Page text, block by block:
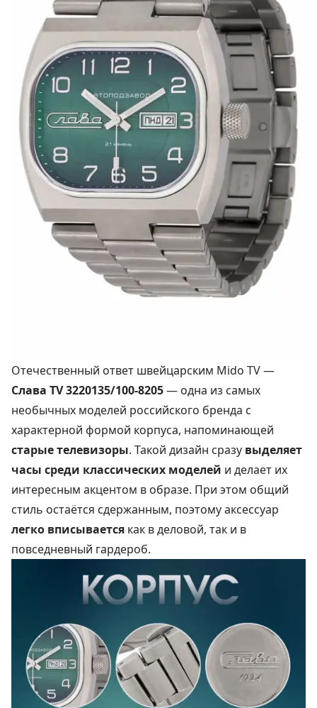
Отечественный ответ швейцарским Mido TV —
Слава TV 3220135/100‑8205— одна из самых
необычных моделей российского бренда с
характерной формой корпуса, напоминающей
старые телевизоры. Такой дизайн сразу выделяет
часы среди классических моделей и делает их
интересным акцентом в образе. При этом общий
стиль остаётся сдержанным, поэтому аксессуар
легко вписывается как в деловой, так и в
повседневный гардероб.